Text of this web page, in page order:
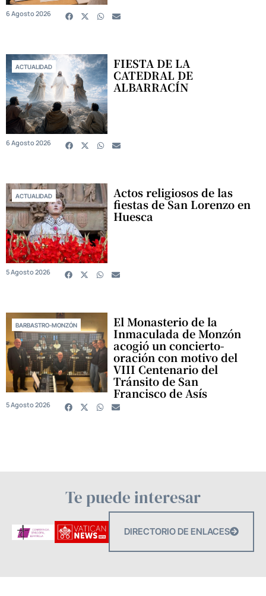
6 Agosto 2026
ACTUALIDAD FIESTA DE LA
CATEDRAL DE
ALBARRACÍN
6 Agosto 2026
ACTUALIDAD Actos religiosos de las
fiestas de San Lorenzo en
Huesca
5 Agosto 2026
BARBASTRO-MONZÓN El Monasterio de la
Inmaculada de Monzón
acogió un concierto-
oración con motivo del
VIII Centenario del
Tránsito de San
Francisco de Asís
5 Agosto 2026
Te puede interesar
DIRECTORIO DE ENLACES